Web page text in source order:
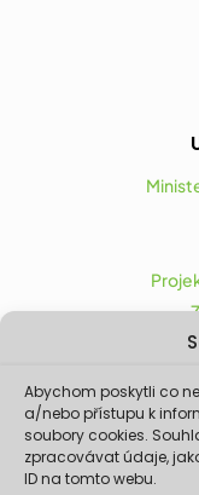
Abychom poskytli co
a/nebo přístupu k
soubory cookies.
zpracovávat údaje,
ID na tomto webu.
Projekt FUTURE
FOR CZECHIA)
Údaje a